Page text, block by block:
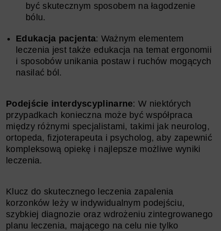
być skutecznym sposobem na łagodzenie
bólu.
Edukacja pacjenta: Ważnym elementem
leczenia jest także edukacja na temat ergonomii
i sposobów unikania postaw i ruchów mogących
nasilać ból.
Podejście interdyscyplinarne: W niektórych
przypadkach konieczna może być współpraca
między różnymi specjalistami, takimi jak neurolog,
ortopeda, fizjoterapeuta i psycholog, aby zapewnić
kompleksową opiekę i najlepsze możliwe wyniki
leczenia.
Klucz do skutecznego leczenia zapalenia
korzonków leży w indywidualnym podejściu,
szybkiej diagnozie oraz wdrożeniu zintegrowanego
planu leczenia, mającego na celu nie tylko